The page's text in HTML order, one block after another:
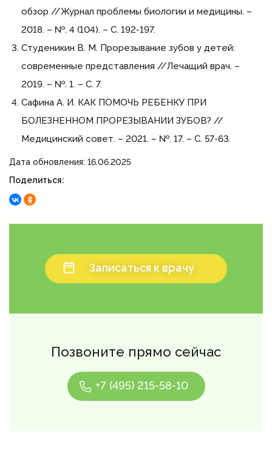
обзор //Журнал проблемы биологии и медицины. –
2018. – №. 4 (104). – С. 192-197.
Студеникин В. М. Прорезывание зубов у детей:
современные представления //Лечащий врач. –
2019. – №. 1. – С. 7.
Сафина А. И. КАК ПОМОЧЬ РЕБЕНКУ ПРИ
БОЛЕЗНЕННОМ ПРОРЕЗЫВАНИИ ЗУБОВ? //
Медицинский совет. – 2021. – №. 17. – С. 57-63.
Дата обновления: 16.06.2025
Поделиться:
Позвоните прямо сейчас
+7 (495) 215-58-10
Записаться к врачу